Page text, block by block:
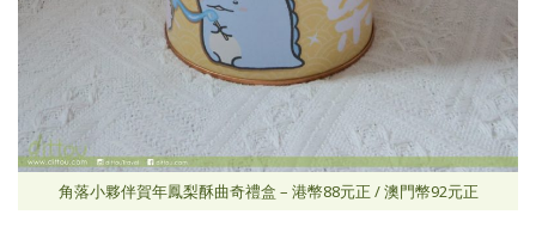
角落小夥伴賀年鳳梨酥曲奇禮盒 – 港幣88元正 / 澳門幣92元正